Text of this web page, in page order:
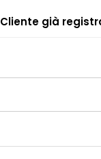
Cliente già